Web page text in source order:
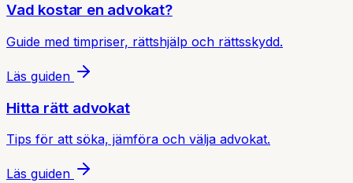
Vad kostar en advokat?
Guide med timpriser, rättshjälp och rättsskydd.
Läs guiden
Hitta rätt advokat
Tips för att söka, jämföra och välja advokat.
Läs guiden